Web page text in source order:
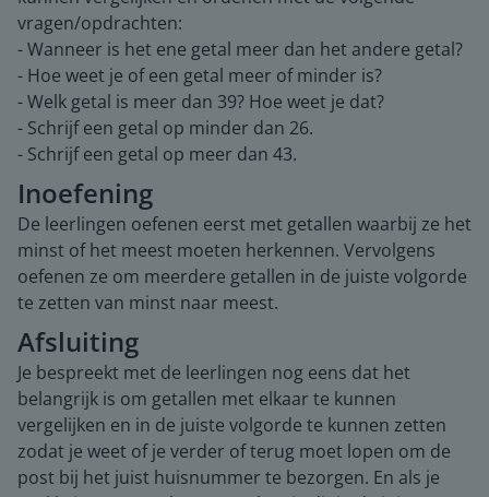
vragen/opdrachten:
- Wanneer is het ene getal meer dan het andere getal?
- Hoe weet je of een getal meer of minder is?
- Welk getal is meer dan 39? Hoe weet je dat?
- Schrijf een getal op minder dan 26.
- Schrijf een getal op meer dan 43.
Inoefening
De leerlingen oefenen eerst met getallen waarbij ze het
minst of het meest moeten herkennen. Vervolgens
oefenen ze om meerdere getallen in de juiste volgorde
te zetten van minst naar meest.
Afsluiting
Je bespreekt met de leerlingen nog eens dat het
belangrijk is om getallen met elkaar te kunnen
vergelijken en in de juiste volgorde te kunnen zetten
zodat je weet of je verder of terug moet lopen om de
post bij het juist huisnummer te bezorgen. En als je